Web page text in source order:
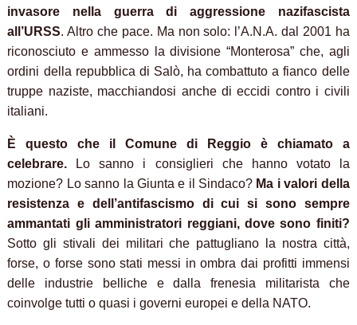
invasore nella guerra di aggressione nazifascista
all’URSS. Altro che pace. Ma non solo: l’A.N.A. dal 2001 ha
riconosciuto e ammesso la divisione “Monterosa” che, agli
ordini della repubblica di Salò, ha combattuto a fianco delle
truppe naziste, macchiandosi anche di eccidi contro i civili
italiani.
È
questo che il Comune di Reggio è chiamato a
celebrare. Lo sanno i consiglieri che hanno votato la
mozione? Lo sanno la Giunta e il Sindaco? Ma i valori della
resistenza e dell’antifascismo di cui si sono sempre
ammantati gli amministratori reggiani, dove sono finiti?
Sotto gli stivali dei militari che pattugliano la nostra città,
forse, o forse sono stati messi in ombra dai profitti immensi
delle industrie belliche e dalla frenesia militarista che
coinvolge tutti o quasi i governi europei e della NATO.